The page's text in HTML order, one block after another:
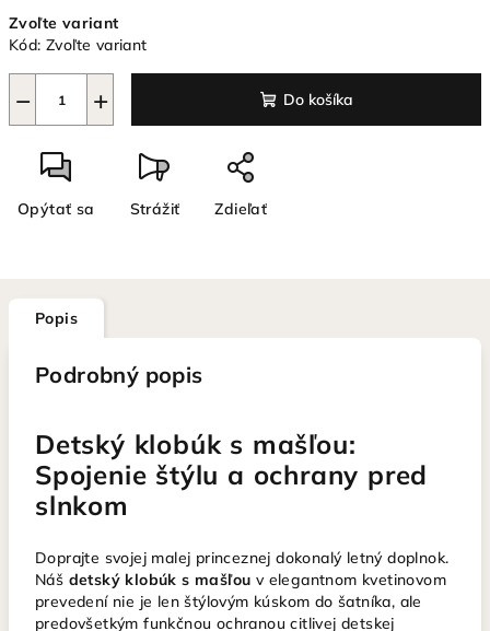
cena:
Zvoľte variant
Kód: Zvoľte variant
+
− Do košíka
Opýtať sa Strážiť Zdieľať
Popis
Podrobný popis
Detský klobúk s mašľou:
Spojenie štýlu a ochrany pred
slnkom
Doprajte svojej malej princeznej dokonalý letný doplnok.
Náš detský klobúk s mašľou v elegantnom kvetinovom
prevedení nie je len štýlovým kúskom do šatníka, ale
predovšetkým funkčnou ochranou citlivej detskej